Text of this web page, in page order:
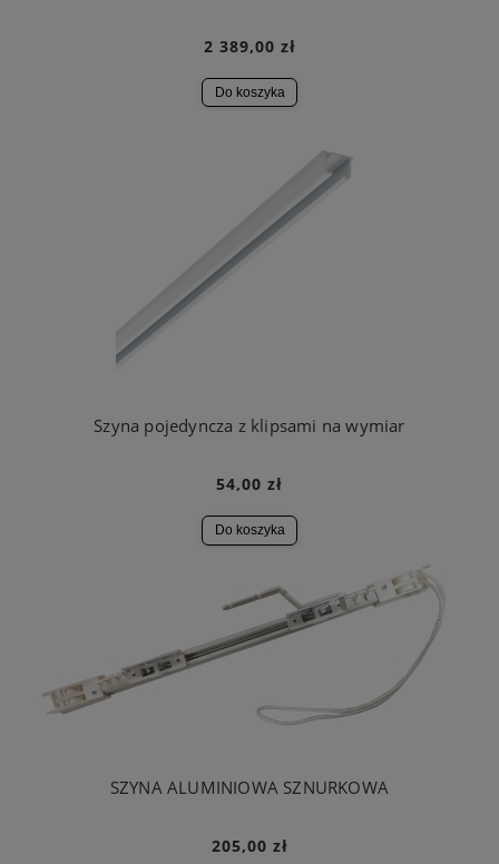
2 389,00 zł
Do koszyka
Szyna pojedyncza z klipsami na wymiar
54,00 zł
Do koszyka
SZYNA ALUMINIOWA SZNURKOWA
205,00 zł